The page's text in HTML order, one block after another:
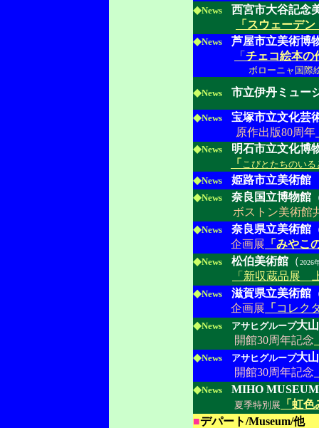
◆News
西宮市大谷記念
「スウェーデ
◆News
芦屋市立美術博
「 チェコ絵本の
ボローニャ国際絵本展
◆News 市立伊丹ミュー
◆News
宝塚市立文化芸
原作出版80周年
◆News
明石市立文化博
「 こびとたちのいる
◆News
姫路市立美術館
◆News 奈良国立博物館
ボストン美術館
◆News 奈良県立美術館
企画展 「みやこ
◆News 松伯美術館 （2026
「新収蔵品展
◆News 滋賀県立美術館
企画展 「 コレク
◆News アサヒグループ大
開館30周年記念
◆News アサヒグループ大
開館30周年記念
◆News MIHO MUSEUM
夏季特別展
「虹
■デパート/Museum/他